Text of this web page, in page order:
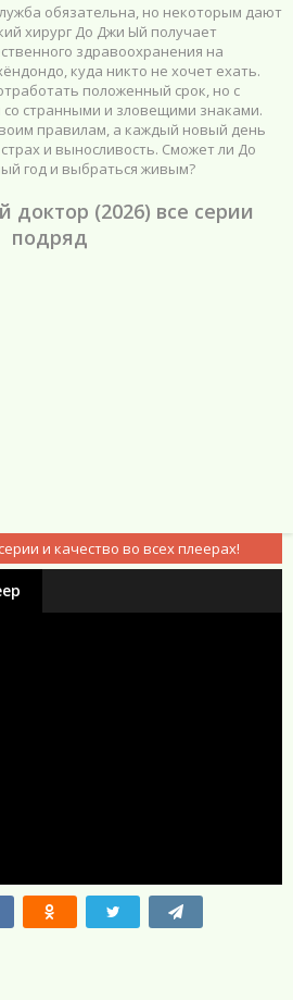
обязательна, но некоторым дают
хирург До Джи Ый получает
здравоохранения на
куда никто не хочет ехать.
положенный срок, но с
со странными и зловещими знаками.
правилам, а каждый новый день
и выносливость. Сможет ли До
год и выбраться живым?
доктор (2026) все серии
подряд
и качество во всех плеерах!